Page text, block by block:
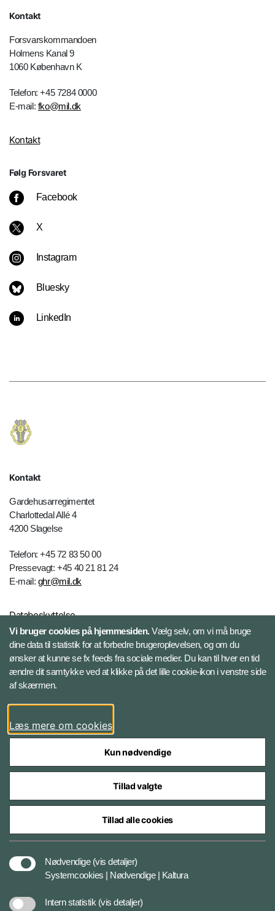
Kontakt
Forsvarskommandoen
Holmens Kanal 9
1060 København K
Telefon: +45 7284 0000
E-mail: fko@mil.dk
Kontakt
Følg Forsvaret
Facebook
X
Instagram
Bluesky
LinkedIn
Kontakt
Gardehusarregimentet
Charlottedal Allé 4
4200 Slagelse
Telefon: +45 72 83 50 00
Pressevagt: +45 40 21 81 24
E-mail: ghr@mil.dk
Databeskyttelse
Følg Gardehusarregimentet
Facebook
Instagram
Styrelser og myndigheder under Forsvarsministeriet
Vi bruger cookies på hjemmesiden.Vælg selv, om vi må bruge
dine data til statistik for at forbedre brugeroplevelsen, og om du
ønsker at kunne se fx feeds fra sociale medier. Du kan til hver en tid
ændre dit samtykke ved at klikke på det lille cookie-ikon i venstre side
af skærmen.
Læs mere om cookies
Kun nødvendige
Tillad valgte
Tillad alle cookies
Nødvendige (vis detaljer)
Systemcookies | Nødvendige | Kaltura
Intern statistik (vis detaljer)